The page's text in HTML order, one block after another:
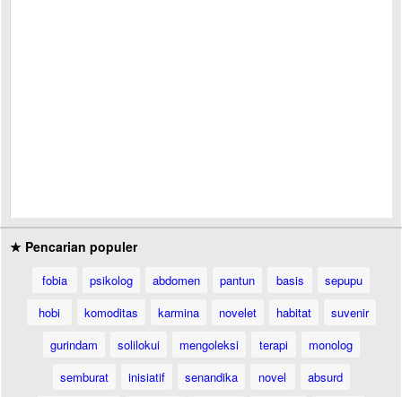
★ Pencarian populer
fobia psikolog abdomen pantun basis
sepupu
hobi
komoditas karmina novelet habitat
suvenir
gurindam
solilokui mengoleksi terapi
monolog
semburat
inisiatif senandika novel
absurd